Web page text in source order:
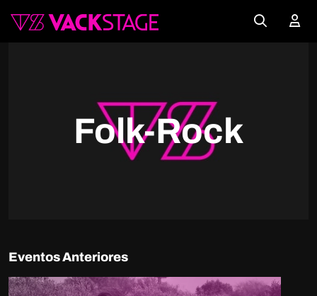
Folk-Rock
Eventos Anteriores